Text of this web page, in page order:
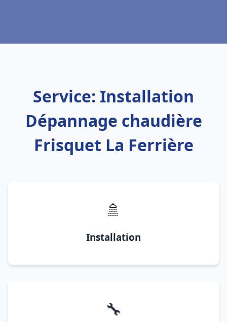
Service: Installation
Dépannage chaudière
Frisquet La Ferrière
🚿
Installation
🔧